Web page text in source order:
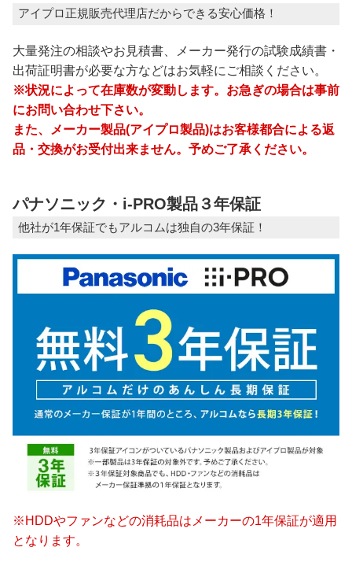
アイプロ正規販売代理店だからできる安心価格！
大量発注の相談やお見積書、メーカー発行の試験成績書・
出荷証明書が必要な方などはお気軽にご相談ください。
※状況によって在庫数が変動します。お急ぎの場合は事前
にお問い合わせ下さい。
また、メーカー製品(アイプロ製品)はお客様都合による返
品・交換がお受付出来ません。予めご了承ください。
パナソニック・i-PRO製品３年保証
他社が1年保証でもアルコムは独自の3年保証！
※HDDやファンなどの消耗品はメーカーの1年保証が適用
となります。